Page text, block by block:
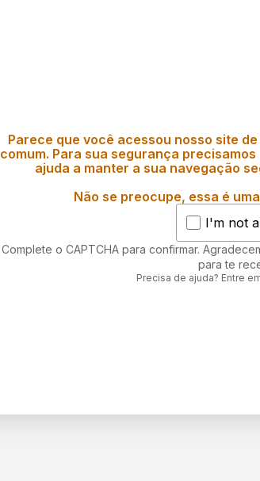
Parece que você acessou nosso site
comum. Para sua segurança
ajuda a manter a sua navegação
Não se preocupe, essa é
I'm not
Complete o CAPTCHA para confirmar.
para te
Precisa de ajuda? Entre